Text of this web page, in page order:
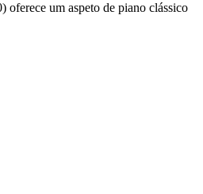
um aspeto de piano clássico